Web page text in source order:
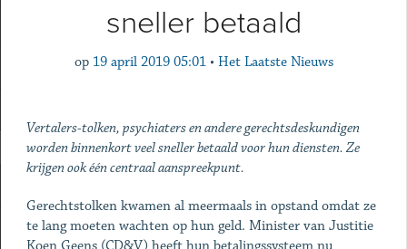
sneller betaald
op 19 april 2019 05:01 • Het Laatste Nieuws
Vertalers-tolken, psychiaters en andere gerechtsdeskundigen
worden binnenkort veel sneller betaald voor hun diensten. Ze
krijgen ook één centraal aanspreekpunt.
Gerechtstolken kwamen al meermaals in opstand omdat ze
te lang moeten wachten op hun geld. Minister van Justitie